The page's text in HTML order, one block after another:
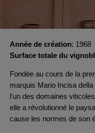
Année de création 1968
Surface totale du
Fondée au cours de la
marquis Mario Incisa
l'un des domaines
elle a révolutionné le
cause les normes de son